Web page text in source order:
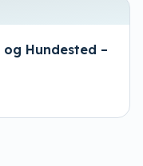
Hundested –